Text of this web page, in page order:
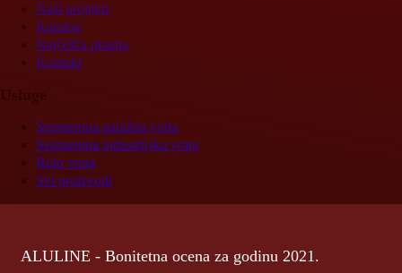
Naši projekti
Katalog
Najčešća pitanja
Kontakt
Segmentna garažna vrata
Segmentna industrijska vrata
Rolo vrata
Svi proizvodi
ALULINE - Bonitetna ocena za godinu 2021.